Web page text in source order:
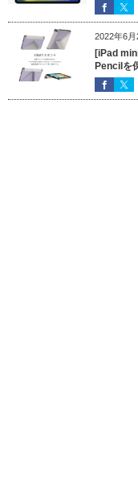
2022年6月
[iPad
Pencilを